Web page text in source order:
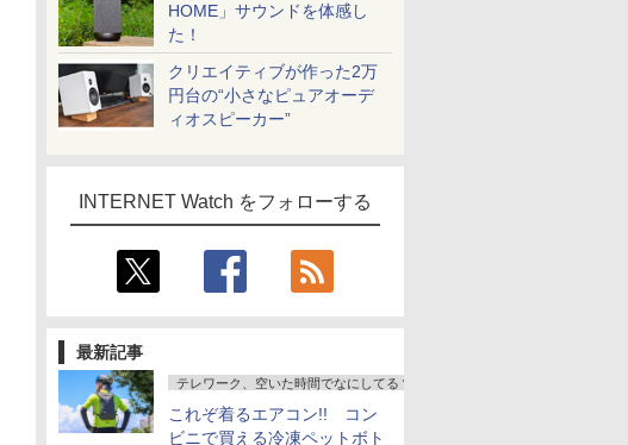
HOME」サウンドを体感し
た！
クリエイティブが作った2万
円台の“小さなピュアオーデ
ィオスピーカー”
INTERNET Watch をフォローする
最新記事
テレワーク、空いた時間でなにしてる？
これぞ着るエアコン!! コン
ビニで買える冷凍ペットボト